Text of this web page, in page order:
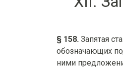
§ 158. Запятая
обозначающих
ними